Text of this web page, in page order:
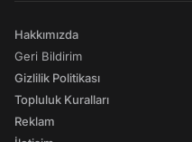
Hakkımızda
Geri Bildirim
Gizlilik Politikası
Topluluk Kuralları
Reklam